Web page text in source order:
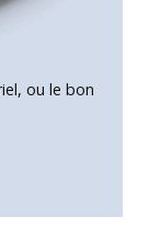
ou le bon